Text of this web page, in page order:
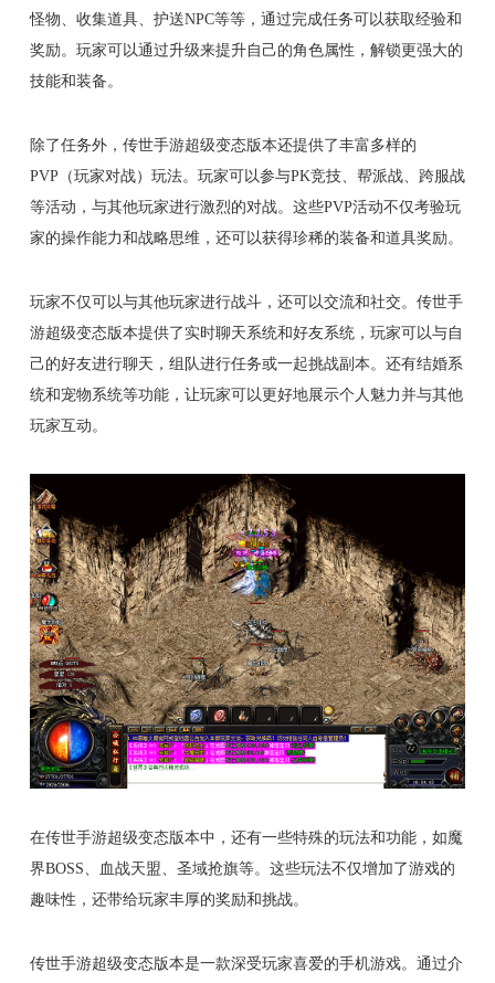
怪物、收集道具、护送NPC等等，通过完成任务可以获取经验和
奖励。玩家可以通过升级来提升自己的角色属性，解锁更强大的
技能和装备。
除了任务外，传世手游超级变态版本还提供了丰富多样的
PVP（玩家对战）玩法。玩家可以参与PK竞技、帮派战、跨服战
等活动，与其他玩家进行激烈的对战。这些PVP活动不仅考验玩
家的操作能力和战略思维，还可以获得珍稀的装备和道具奖励。
玩家不仅可以与其他玩家进行战斗，还可以交流和社交。传世手
游超级变态版本提供了实时聊天系统和好友系统，玩家可以与自
己的好友进行聊天，组队进行任务或一起挑战副本。还有结婚系
统和宠物系统等功能，让玩家可以更好地展示个人魅力并与其他
玩家互动。
在传世手游超级变态版本中，还有一些特殊的玩法和功能，如魔
界BOSS、血战天盟、圣域抢旗等。这些玩法不仅增加了游戏的
趣味性，还带给玩家丰厚的奖励和挑战。
传世手游超级变态版本是一款深受玩家喜爱的手机游戏。通过介